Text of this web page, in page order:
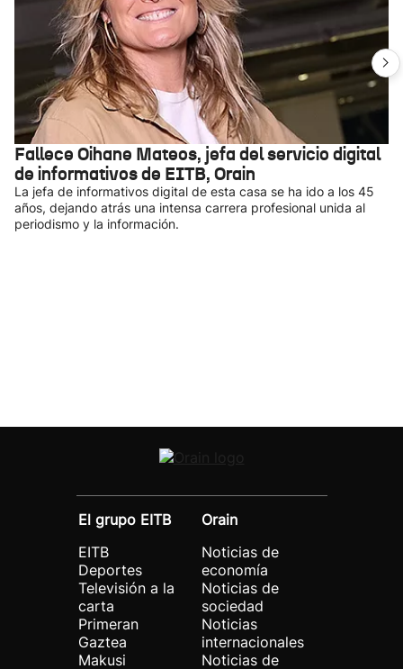
Fallece Oihane Mateos, jefa del servicio digital
de informativos de EITB, Orain
La jefa de informativos digital de esta casa se ha ido a los 45
años, dejando atrás una intensa carrera profesional unida al
periodismo y la información.
El grupo EITB
EITB
Deportes
Televisión a la
carta
Primeran
Gaztea
Makusi
Orain
Noticias de
economía
Noticias de
sociedad
Noticias
internacionales
Noticias de